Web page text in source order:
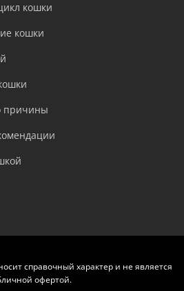
кошки
кошки
причины
справочный характер и не является
офертой.